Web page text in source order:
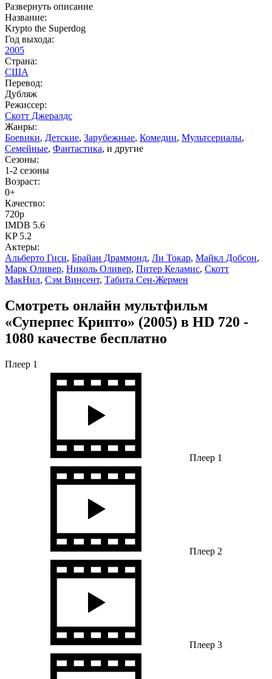
Развернуть описание
Название:
Krypto the Superdog
Год выхода:
2005
Страна:
США
Перевод:
Дубляж
Режиссер:
Скотт Джералдс
Жанры:
Боевики, Детские, Зарубежные, Комедии, Мультсериалы,
Семейные, Фантастика, и другие
Сезоны:
1-2 сезоны
Возраст:
0+
Качество:
720p
IMDB 5.6
KP5.2
Актеры:
Альберто Гиси, Брайан Драммонд, Ли Токар, Майкл Добсон,
Марк Оливер, Николь Оливер, Питер Келамис, Скотт
МакНил, Сэм Винсент, Табита Сен-Жермен
Смотреть онлайн мультфильм
«Суперпес Крипто» (2005) в HD 720 -
1080 качестве бесплатно
Плеер 1
Плеер 1
Плеер 2
Плеер 3